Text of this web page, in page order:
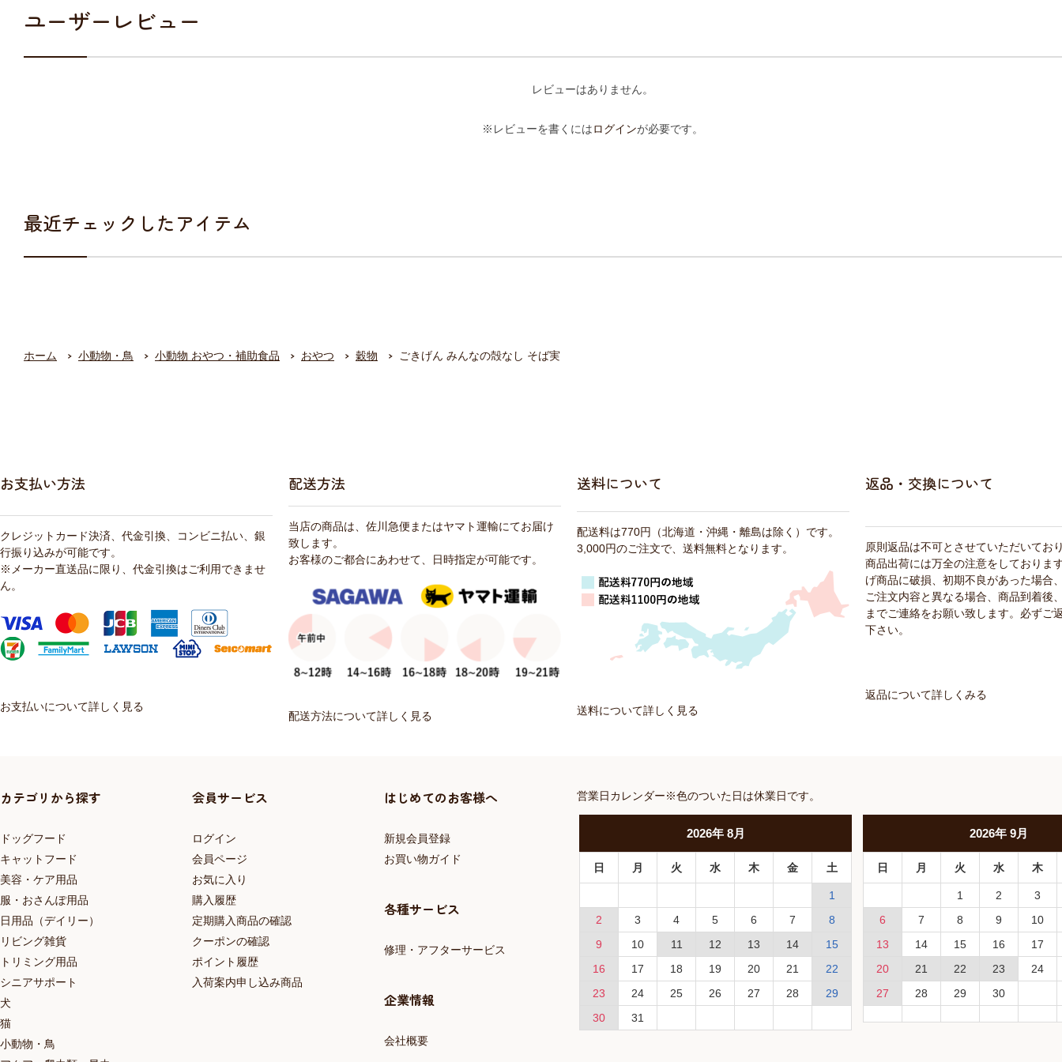
ユーザーレビュー
レビューはありません。
※レビューを書くにはログインが必要です。
最近チェックしたアイテム
ホーム 小動物・鳥 小動物 おやつ・補助食品 おやつ 穀物 ごきげん みんなの殻なし そば実
お支払い方法
クレジットカード決済、代金引換、コンビニ払い、銀
行振り込みが可能です。
※メーカー直送品に限り、代金引換はご利用できませ
ん。
お支払いについて詳しく見る
配送方法
当店の商品は、佐川急便またはヤマト運輸にてお届け
致します。
お客様のご都合にあわせて、日時指定が可能です。
配送方法について詳しく見る
送料について
配送料は770円（北海道・沖縄・離島は除く）です。
3,000円のご注文で、送料無料となります。
送料について詳しく見る
返品・交換について
原則返品は不可とさせていただいてお
商品出荷には万全の注意をしておりま
げ商品に破損、初期不良があった場合
ご注文内容と異なる場合、商品到着後
までご連絡をお願い致します。必ずご
下さい。
返品について詳しくみる
カテゴリから探す
ドッグフード
キャットフード
美容・ケア用品
服・おさんぽ用品
日用品（デイリー）
リビング雑貨
トリミング用品
シニアサポート
犬
猫
小動物・鳥
会員サービス
ログイン
会員ページ
お気に入り
購入履歴
定期購入商品の確認
クーポンの確認
ポイント履歴
入荷案内申し込み商品
はじめてのお客様へ
新規会員登録
お買い物ガイド
各種サービス
修理・アフターサービス
企業情報
会社概要
営業日カレンダー※色のついた日は休業日です。
2026年 8月
日 月 火 水 木 金 土
1
2
3 4 5 6 7
8
9
10 11 12 13 14
15
16
17 18 19 20 21
22
23
24 25 26 27 28
29
30
31
2026年9月
日 月 火 水 木
1 2
3
6
7 8 9
10
13
14 15 16
17
20
21 22 23
24
27
28 29 30